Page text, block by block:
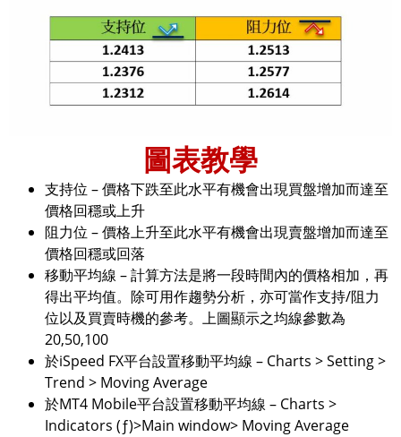
圖表教學
支持位 – 價格下跌至此水平有機會出現買盤增加而達至
價格回穩或上升
阻力位 – 價格上升至此水平有機會出現賣盤增加而達至
價格回穩或回落
移動平均線 – 計算方法是將一段時間內的價格相加，再
得出平均值。除可用作趨勢分析，亦可當作支持/阻力
位以及買賣時機的參考。上圖顯示之均線參數為
20,50,100
於iSpeed FX平台設置移動平均線 – Charts > Setting >
Trend > Moving Average
於MT4 Mobile平台設置移動平均線 – Charts >
Indicators (ƒ)>Main window> Moving Average